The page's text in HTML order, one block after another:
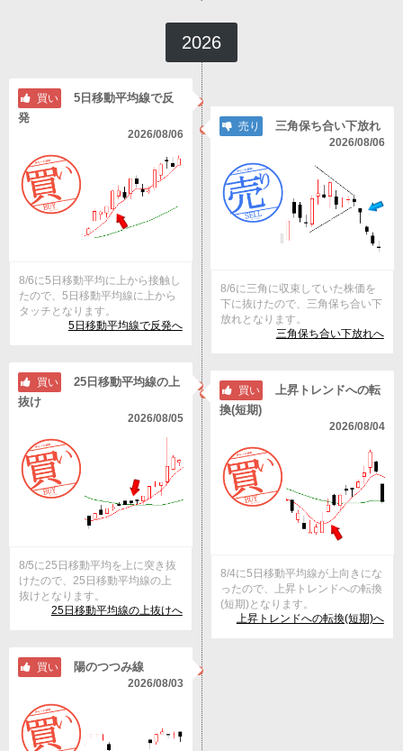
2026
買い
5日移動平均線で反
発
2026/08/06
8/6に5日移動平均に上から接触し
たので、5日移動平均線に上から
タッチとなります。
5日移動平均線で反発へ
売り 三角保ち合い下放れ
2026/08/06
8/6に三角に収束していた株価を
下に抜けたので、三角保ち合い下
放れとなります。
三角保ち合い下放れへ
買い
25日移動平均線の上
抜け
2026/08/05
8/5に25日移動平均を上に突き抜
けたので、25日移動平均線の上
抜けとなります。
25日移動平均線の上抜けへ
買い
上昇トレンドへの転
換(短期)
2026/08/04
8/4に5日移動平均線が上向きにな
ったので、上昇トレンドへの転換
(短期)となります。
上昇トレンドへの転換(短期)へ
買い 陽のつつみ線
2026/08/03